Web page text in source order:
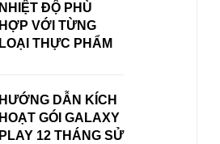
NHIỆT ĐỘ PHÙ
HỢP VỚI TỪNG
LOẠI THỰC PHẨM
HƯỚNG DẪN KÍCH
HOẠT GÓI GALAXY
PLAY 12 THÁNG SỬ